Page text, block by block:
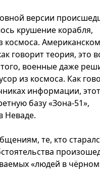
версии
крушение корабля,
космоса.
говорит теория, это
военные даже
из космоса. Как
информации,
базу «Зона-51»,
Неваде.
те, кто
«людей в